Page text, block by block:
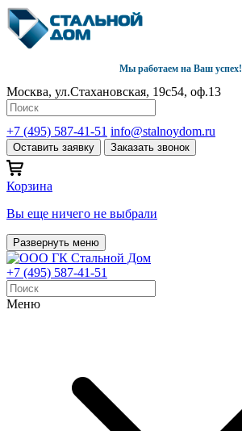
Мы работаем на Ваш успех!
Москва, ул.Стахановская, 19с54, оф.13
+7 (495) 587-41-51 info@stalnoydom.ru
Оставить заявку Заказать звонок
Корзина
Вы еще ничего не выбрали
Развернуть меню
+7 (495) 587-41-51
Меню